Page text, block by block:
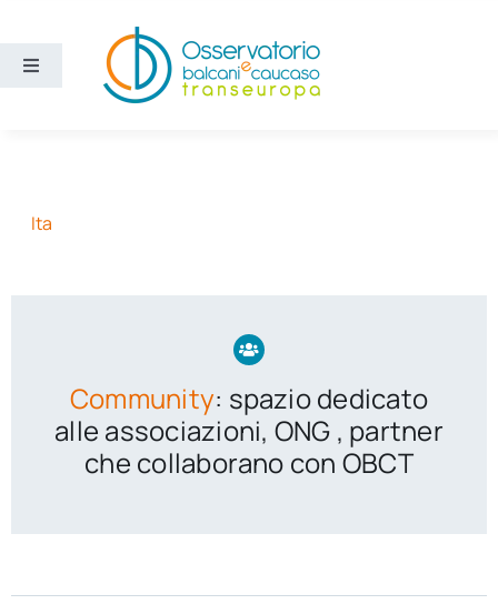
contenuto
Toggle
Chi siamo
Ita
Community: spazio dedicato
alle associazioni, ONG , partner
che collaborano con OBCT